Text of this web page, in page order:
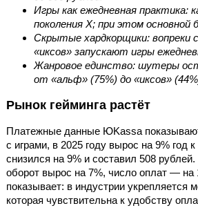
Игры как ежедневная практика:
поколения Х; при этом
Скрытые хардкорщики: вопреки
«иксов» запускают игры
Жанровое единство: шутеры
от «альф» (75%) до «иксов»
Рынок гейминга растёт
Платежные данные ЮKassa
с играми, в 2025 году вырос на 9% год
снизился на 9% и составил 508
оборот вырос на 7%, число оплат — на
показывает: в индустрии
которая чувствительна к удобству